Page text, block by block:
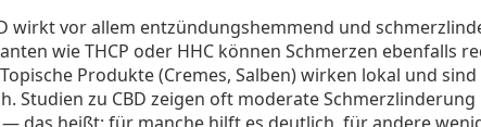
wirkt vor allem entzündungshemmend und
wie THCP oder HHC können Schmerzen ebenfalls
Produkte (Cremes, Salben) wirken lokal und
Studien zu CBD zeigen oft moderate Schmerzlinderung